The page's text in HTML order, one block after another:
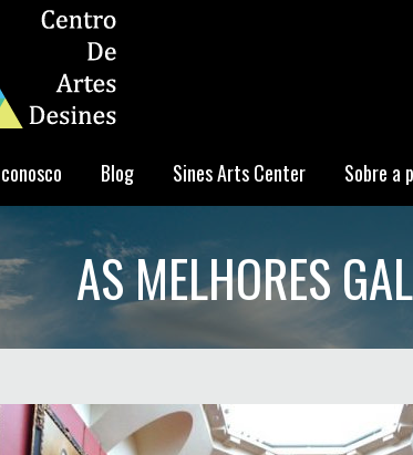
Blog Sines Arts Center Sobre a
AS MELHORES